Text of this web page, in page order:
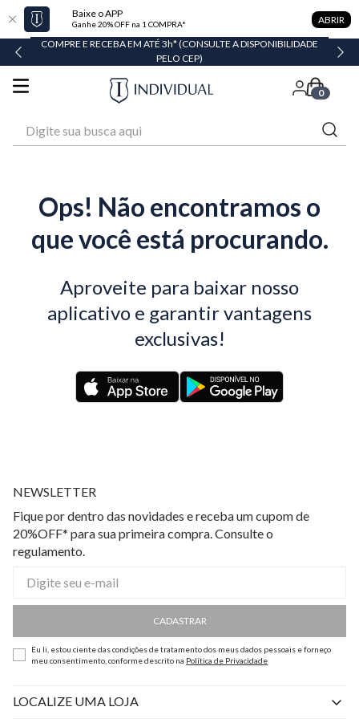
Baixe o APP
Ganhe 20% OFF na 1 COMPRA* ABRIR
3h* (CONSULTE A DISPONIBILIDADE
PELO CEP)
EM ATÉ 6X SEM JUROS* OU
0
Ops! Não encontramos o
que você está procurando.
Aproveite para baixar nosso
aplicativo e garantir vantagens
exclusivas!
NEWSLETTER
Fique por dentro das novidades e receba um cupom de
20%OFF* para sua primeira compra. Consulte o
regulamento.
CADASTRAR
Eu li, estou ciente das condições de tratamento dos meus dados pessoais e forneço
meu consentimento, conforme descrito na Política de Privacidade
LOCALIZE UMA LOJA